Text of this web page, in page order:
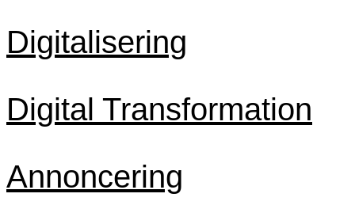
Digitalisering
Digital Transformation
Annoncering